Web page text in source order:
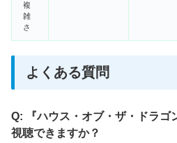
複
雑
さ
よくある質問
Q: 『ハウス・オブ・ザ・ドラゴ
視聴できますか？